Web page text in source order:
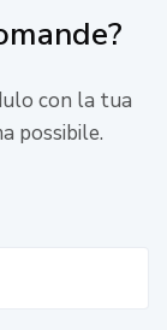
con la tua
possibile.